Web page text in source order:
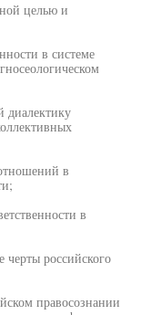
целью и
в системе
диалектику
в
в
черты российского
правосознании